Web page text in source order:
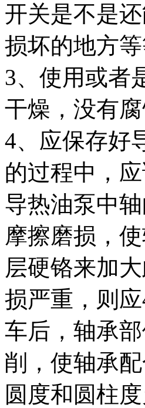
开关是不是
损坏的地方等
3、使用或者
干燥，没有
4、应保存好
的过程中，
导热油泵中
摩擦磨损，
层硬铬来加
损严重，则
车后，轴承
削，使轴承
圆度和圆柱